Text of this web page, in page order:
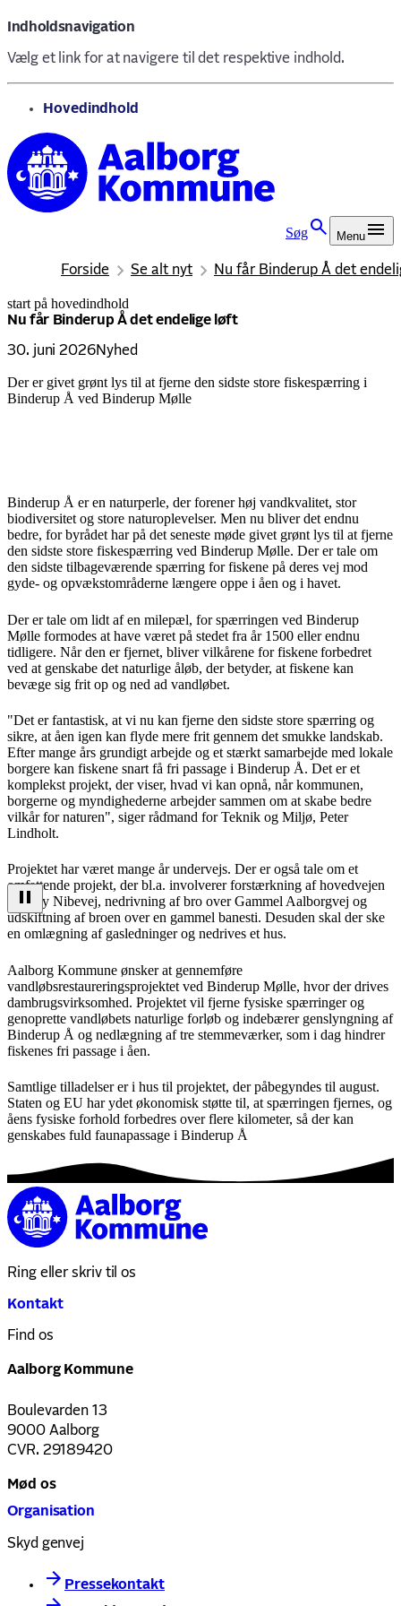
Indholdsnavigation
Vælg et link for at navigere til det respektive indhold.
gå til
Hovedindhold
Søg Menu
Forside Se alt nyt Nu får Binderup Å det
start på hovedindhold
Nu får Binderup Å det endelige løft
30. juni 2026Nyhed
senest opdateret 30. juni 2026
Der er givet grønt lys til at fjerne den sidste store fiskespærring i
Binderup Å ved Binderup Mølle
Binderup Å er en naturperle, der forener høj vandkvalitet, stor
biodiversitet og store naturoplevelser. Men nu bliver det endnu
bedre, for byrådet har på det seneste møde givet grønt lys til at fjerne
den sidste store fiskespærring ved Binderup Mølle. Der er tale om
den sidste tilbageværende spærring for fiskene på deres vej mod
gyde- og opvækstområderne længere oppe i åen og i havet.
Der er tale om lidt af en milepæl, for spærringen ved Binderup
Mølle formodes at have været på stedet fra år 1500 eller endnu
tidligere. Når den er fjernet, bliver vilkårene for fiskene forbedret
ved at genskabe det naturlige åløb, der betyder, at fiskene kan
bevæge sig frit op og ned ad vandløbet.
"Det er fantastisk, at vi nu kan fjerne den sidste store spærring og
sikre, at åen igen kan flyde mere frit gennem det smukke landskab.
Efter mange års grundigt arbejde og et stærkt samarbejde med lokale
borgere kan fiskene snart få fri passage i Binderup Å. Det er et
komplekst projekt, der viser, hvad vi kan opnå, når kommunen,
borgerne og myndighederne arbejder sammen om at skabe bedre
vilkår for naturen", siger rådmand for Teknik og Miljø, Peter
Lindholt.
Projektet har været mange år undervejs. Der er også tale om et
omfattende projekt, der bl.a. involverer forstærkning af hovedvejen
ved Ny Nibevej, nedrivning af bro over Gammel Aalborgvej og
udskiftning af broen over en gammel banesti. Desuden skal der ske
en omlægning af gasledninger og nedrives et hus.
Aalborg Kommune ønsker at gennemføre
vandløbsrestaureringsprojektet ved Binderup Mølle, hvor der drives
dambrugsvirksomhed. Projektet vil fjerne fysiske spærringer og
genoprette vandløbets naturlige forløb og indebærer genslyngning af
Binderup Å og nedlægning af tre stemmeværker, som i dag hindrer
fiskenes fri passage i åen.
Samtlige tilladelser er i hus til projektet, der påbegyndes til august.
Staten og EU har ydet økonomisk støtte til, at spærringen fjernes, og
åens fysiske forhold forbedres over flere kilometer, så der kan
genskabes fuld faunapassage i Binderup Å
Ring eller skriv til os
Kontakt
Find os
Aalborg Kommune
Boulevarden 13
9000 Aalborg
CVR. 29189420
Mød os
Organisation
Skyd genvej
Pressekontakt